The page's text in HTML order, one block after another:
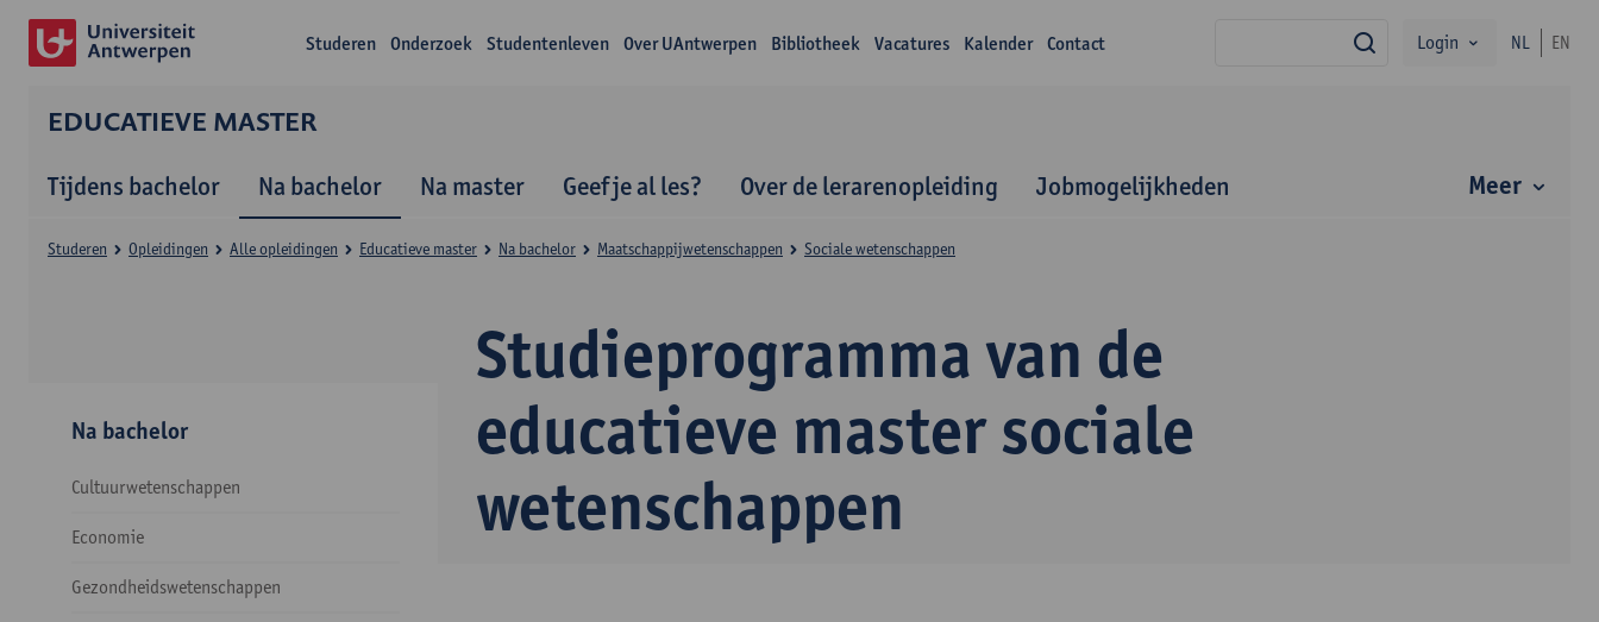
Studeren Onderzoek Studentenleven Over UAntwerpen Bibliotheek Vacatures Kalender Contact zoekLogin NL EN
EDUCATIEVE MASTER
Tijdens bachelor Na bachelor Na master Geef je al les? Over de lerarenopleiding Jobmogelijkheden Meer
Studieprogramma van de
educatieve master sociale
wetenschappen
Studeren Opleidingen Alle opleidingen Educatieve master Na bachelor Maatschappijwetenschappen Sociale wetenschappen
Na bachelor
Cultuurwetenschappen
Economie
Gezondheidswetenschappen